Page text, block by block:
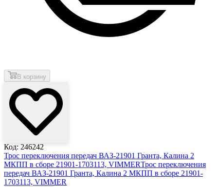
В корзину
Код: 246242
Трос переключения передач ВАЗ-21901 Гранта, Калина 2
МКПП в сборе 21901-1703113, VIMMERТрос переключения
передач ВАЗ-21901 Гранта, Калина 2 МКПП в сборе 21901-
1703113, VIMMER